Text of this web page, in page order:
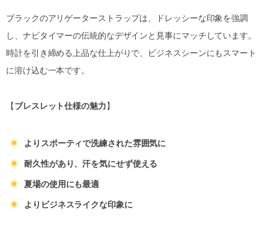
ブラックのアリゲーターストラップは、ドレッシーな印象を強調
し、ナビタイマーの伝統的なデザインと見事にマッチしています。
時計を引き締める上品な仕上がりで、ビジネスシーンにもスマート
に溶け込む一本です。
【ブレスレット仕様の魅力】
よりスポーティで洗練された雰囲気に
耐久性があり、汗を気にせず使える
夏場の使用にも最適
よりビジネスライクな印象に